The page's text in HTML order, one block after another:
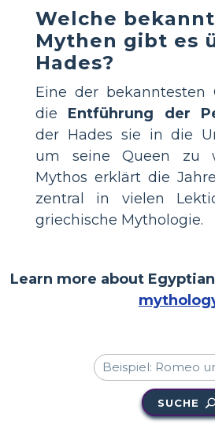
Welche
Mythen gibt es
Hades?
Eine der bekanntesten
die Entführung der
der Hades sie in die
um seine Queen zu
Mythos erklärt die
zentral in vielen
griechische Mythologie.
Learn more about
SUCHE